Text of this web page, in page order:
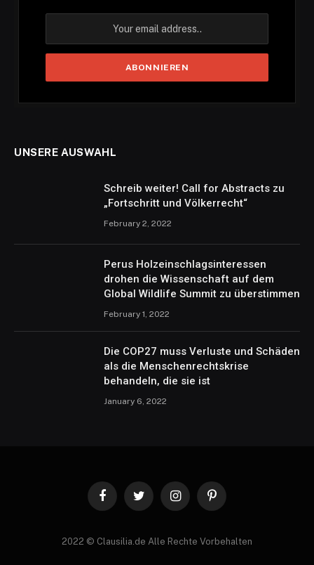
UNSERE AUSWAHL
Schreib weiter! Call for Abstracts zu
„Fortschritt und Völkerrecht“
February 2, 2022
Perus Holzeinschlagsinteressen
drohen die Wissenschaft auf dem
Global Wildlife Summit zu überstimmen
February 1, 2022
Die COP27 muss Verluste und Schäden
als die Menschenrechtskrise
behandeln, die sie ist
January 6, 2022
FacebookTwitter InstagramPinterest
2022 © Clausilia.de Alle Rechte Vorbehalten